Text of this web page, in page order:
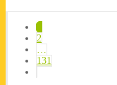
2
…
131